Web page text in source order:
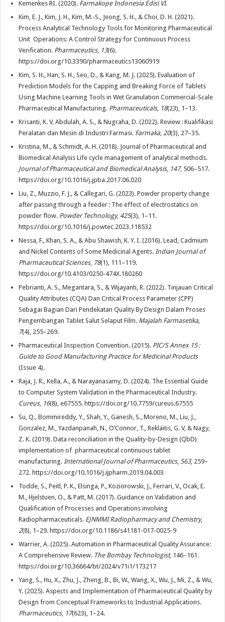
Kemenkes RI. (2020). Farmakope Indonesia Edisi VI.
Kim, E. J., Kim, J. H., Kim, M.-S., Jeong, S. H., & Choi, D. H. (2021).
Process Analytical Technology Tools for Monitoring Pharmaceutical
Unit Operations: A Control Strategy for Continuous Process
Verification. Pharmaceutics, 13(6).
https://doi.org/10.3390/pharmaceutics13060919
Kim, S. H., Han, S. H., Seo, D., & Kang, M. J. (2025). Evaluation of
Prediction Models for the Capping and Breaking Force of Tablets
Using Machine Learning Tools in Wet Granulation Commercial-Scale
Pharmaceutical Manufacturing. Pharmaceuticals, 18(23), 1–13.
Krisanti, K. V, Abdulah, A. S., & Nugraha, D. (2022). Review : Kualifikasi
Peralatan dan Mesin di Industri Farmasi. Farmaka, 20(3), 27–35.
Kristina, M., & Schmidt, A. H. (2018). Journal of Pharmaceutical and
Biomedical Analysis Life cycle management of analytical methods.
Journal of Pharmaceutical and Biomedical Analysis, 147, 506–517.
https://doi.org/10.1016/j.jpba.2017.06.020
Liu, Z., Muzzio, F. J., & Callegari, G. (2023). Powder property change
after passing through a feeder : The effect of electrostatics on
powder flow. Powder Technology,425(3), 1–11.
https://doi.org/10.1016/j.powtec.2023.118532
Nessa, F., Khan, S. A., & Abu Shawish, K. Y. I. (2016). Lead, Cadmium
and Nickel Contents of Some Medicinal Agents. Indian Journal of
Pharmaceutical Sciences, 78(1), 111–119.
https://doi.org/10.4103/0250-474X.180260
Pebrianti, A. S., Megantara, S., & Wijayanti, R. (2022). Tinjauan Critical
Quality Attributes (CQA) Dan Critical Process Parameter (CPP)
Sebagai Bagian Dari Pendekatan Quality By Design Dalam Proses
Pengembangan Tablet Salut Selaput Film. Majalah Farmasetika,
7(4), 255–269.
Pharmaceutical Inspection Convention. (2015). PIC/S Annex 15 :
Guide to Good Manufacturing Practice for Medicinal Products
(Issue 4).
Raja, J. R., Kella, A., & Narayanasamy, D. (2024). The Essential Guide
to Computer System Validation in the Pharmaceutical Industry.
Cureus, 16(8), e67555. https://doi.org/10.7759/cureus.67555
Su, Q., Bommireddy, Y., Shah, Y., Ganesh, S., Moreno, M., Liu, J.,
Gonzalez, M., Yazdanpanah, N., O’Connor, T., Reklaitis, G. V, & Nagy,
Z. K. (2019). Data reconciliation in the Quality-by-Design (QbD)
implementation of pharmaceutical continuous tablet
manufacturing. International Journal of Pharmaceutics, 563, 259–
272. https://doi.org/10.1016/j.ijpharm.2019.04.003
Todde, S., Peitl, P. K., Elsinga, P., Koziorowski, J., Ferrari, V., Ocak, E.
M., Hjelstuen, O., & Patt, M. (2017). Guidance on Validation and
Qualification of Processes and Operations involving
Radiopharmaceuticals. EJNMMI Radiopharmacy and Chemistry,
2(8), 1–29. https://doi.org/10.1186/s41181-017-0025-9
Warrier, A. (2025). Automation in Pharmaceutical Quality Assurance:
A Comprehensive Review. The Bombay Technologist, 146–161.
https://doi.org/10.36664/bt/2024/v71i1/173217
Yang, S., Hu, X., Zhu, J., Zheng, B., Bi, W., Wang, X., Wu, J., Mi, Z., & Wu,
Y. (2025). Aspects and Implementation of Pharmaceutical Quality by
Design from Conceptual Frameworks to Industrial Applications.
Pharmaceutics, 17(623), 1–24.